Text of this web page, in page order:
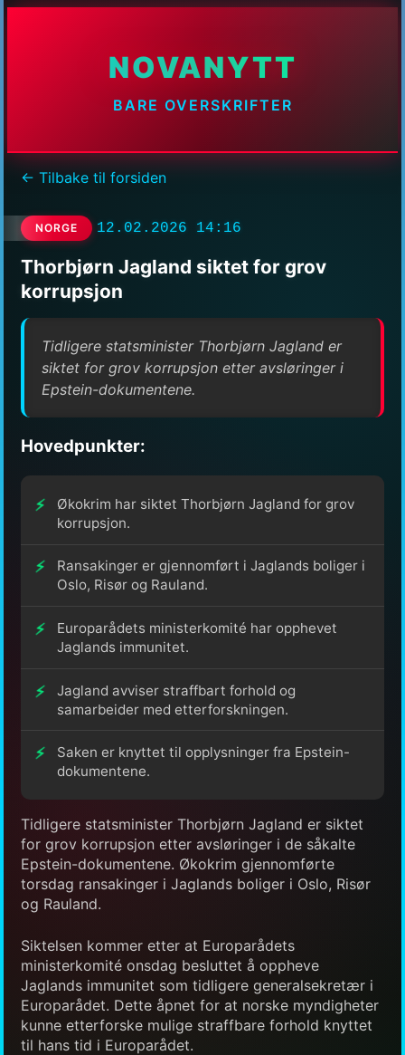
NOVANYTT
BARE OVERSKRIFTER
← Tilbake til forsiden
NORGE 12.02.2026 14:16
Thorbjørn Jagland siktet for grov
korrupsjon
Tidligere statsminister Thorbjørn Jagland er
siktet for grov korrupsjon etter avsløringer i
Epstein-dokumentene.
Hovedpunkter:
Økokrim har siktet Thorbjørn Jagland for grov
korrupsjon.
Ransakinger er gjennomført i Jaglands boliger i
Oslo, Risør og Rauland.
Europarådets ministerkomité har opphevet
Jaglands immunitet.
Jagland avviser straffbart forhold og
samarbeider med etterforskningen.
Saken er knyttet til opplysninger fra Epstein-
dokumentene.
Tidligere statsminister Thorbjørn Jagland er siktet
for grov korrupsjon etter avsløringer i de såkalte
Epstein-dokumentene. Økokrim gjennomførte
torsdag ransakinger i Jaglands boliger i Oslo, Risør
og Rauland.
Siktelsen kommer etter at Europarådets
ministerkomité onsdag besluttet å oppheve
Jaglands immunitet som tidligere generalsekretær i
Europarådet. Dette åpnet for at norske myndigheter
kunne etterforske mulige straffbare forhold knyttet
til hans tid i Europarådet.